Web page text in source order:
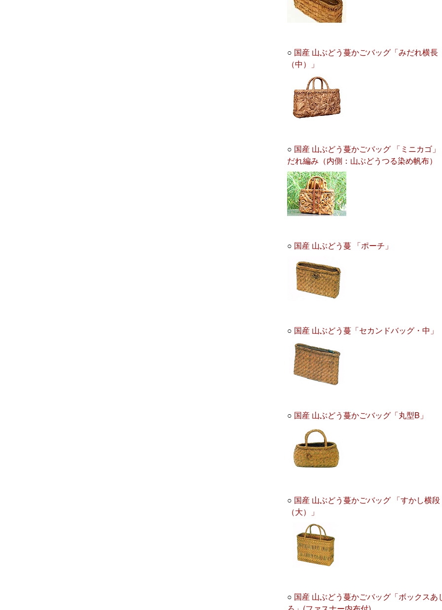
○ 国産 山ぶどう蔓かごバッグ「みだれ横長
（中）」
○ 国産 山ぶどう蔓かごバッグ 「ミニカゴ
だれ編み（内側：山ぶどうつる染め帆布）
○ 国産 山ぶどう蔓 「ポーチ」
○ 国産 山ぶどう蔓「セカンドバッグ・中」
○ 国産 山ぶどう蔓かごバッグ「丸型B」
○ 国産 山ぶどう蔓かごバッグ 「すかし横段
（大）」
○ 国産 山ぶどう蔓かごバッグ「ボックスあ